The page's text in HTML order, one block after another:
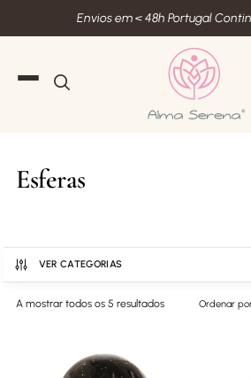
Envios em < 48h Portugal
Esferas
VER CATEGORIAS
A mostrar todos os 5 resultados